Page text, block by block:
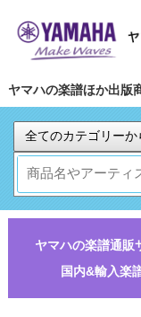
ヤマハの楽譜ほか出版
ヤマハの楽譜通販
国内&輸入楽